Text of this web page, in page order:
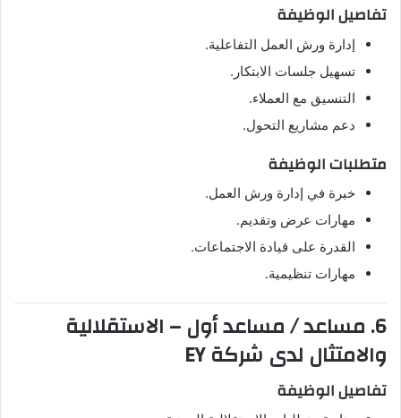
تفاصيل الوظيفة
إدارة ورش العمل التفاعلية.
تسهيل جلسات الابتكار.
التنسيق مع العملاء.
دعم مشاريع التحول.
متطلبات الوظيفة
خبرة في إدارة ورش العمل.
مهارات عرض وتقديم.
القدرة على قيادة الاجتماعات.
مهارات تنظيمية.
6. مساعد / مساعد أول – الاستقلالية
والامتثال لدى شركة EY
تفاصيل الوظيفة